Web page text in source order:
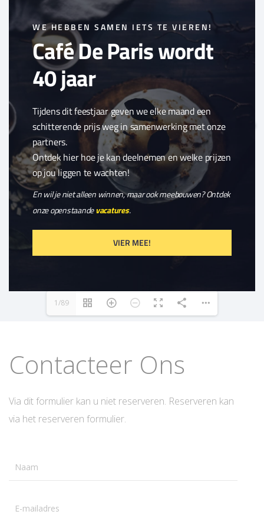
1/89
Contacteer Ons
Via dit formulier kan u niet reserveren. Reserveren kan
via het reserveren formulier.
WE HEBBEN SAMEN IETS TE VIEREN!
Café De Paris wordt
40 jaar
Tijdens dit feestjaar geven we elke maand een
schitterende prijs weg in samenwerking met onze
partners.
Ontdek hier hoe je kan deelnemen en welke prijzen
op jou liggen te wachten!
En wil je niet alleen winnen, maar ook meebouwen? Ontdek
onze openstaandevacatures.
VIER MEE!